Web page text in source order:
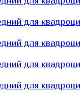
для
для
для
для